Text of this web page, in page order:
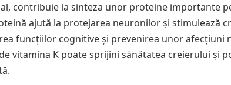
contribuie la sinteza unor proteine importante
ajută la protejarea neuronilor și stimulează
funcțiilor cognitive și prevenirea unor afecțiuni
vitamina K poate sprijini sănătatea creierului și